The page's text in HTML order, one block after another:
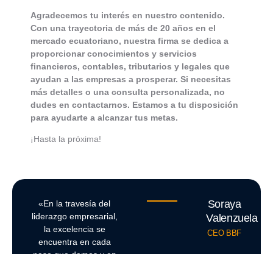
Agradecemos tu interés en nuestro contenido.
Con una trayectoria de más de 20 años en el
mercado ecuatoriano, nuestra firma se dedica a
proporcionar conocimientos y servicios
financieros, contables, tributarios y legales que
ayudan a las empresas a prosperar. Si necesitas
más detalles o una consulta personalizada, no
dudes en contactarnos. Estamos a tu disposición
para ayudarte a alcanzar tus metas.
¡Hasta la próxima!
«En la travesía del
liderazgo empresarial,
la excelencia se
encuentra en cada
Soraya
Valenzuela
CEO BBF